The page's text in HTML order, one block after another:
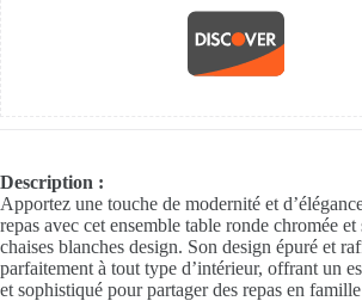
Description :
Apportez une touche de modernité et
repas avec cet ensemble table ronde chromée et
chaises blanches design. Son design épuré et
parfaitement à tout type d’intérieur, offrant un
et sophistiqué pour partager des repas en